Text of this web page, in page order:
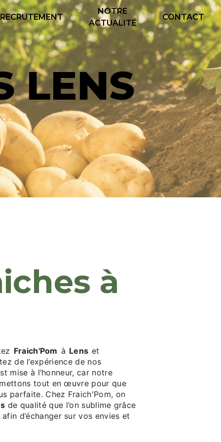
RECRUTEMENT
NOTRE
ACTUALITÉ
CONTACT
LENS
Fraich'Pom à Lens et
de l’expérience de nos
mise à l’honneur, car notre
tout en œuvre pour que
parfaite. Chez Fraich'Pom, on
de qualité que l’on sublime grâce
d’échanger sur vos envies et